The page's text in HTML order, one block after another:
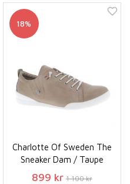
18%
Charlotte Of Sweden The
Sneaker Dam / Taupe
899 kr 1 100 kr